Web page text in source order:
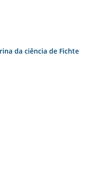
da ciência de Fichte